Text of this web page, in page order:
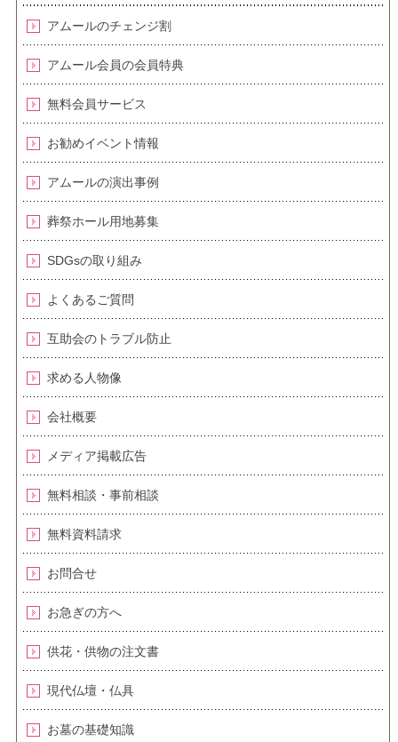
アムールのチェンジ割
アムール会員の会員特典
無料会員サービス
お勧めイベント情報
アムールの演出事例
葬祭ホール用地募集
SDGsの取り組み
よくあるご質問
互助会のトラブル防止
求める人物像
会社概要
メディア掲載広告
無料相談・事前相談
無料資料請求
お問合せ
お急ぎの方へ
供花・供物の注文書
現代仏壇・仏具
お墓の基礎知識